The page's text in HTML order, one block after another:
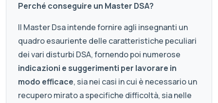
Perché conseguire un Master DSA?
Il Master Dsa intende fornire agli insegnanti un
quadro esauriente delle caratteristiche peculiari
dei vari disturbi DSA, fornendo poi numerose
indicazioni e suggerimenti per lavorare in
modo efficace, sia nei casi in cui è necessario un
recupero mirato a specifiche difficoltà, sia nelle